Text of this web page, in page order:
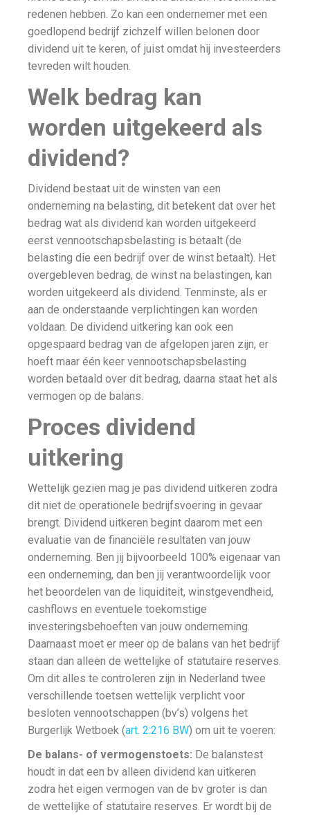
redenen hebben. Zo kan een ondernemer met een
goedlopend bedrijf zichzelf willen belonen door
dividend uit te keren, of juist omdat hij investeerders
tevreden wilt houden.
Welk bedrag kan
worden uitgekeerd als
dividend?
Dividend bestaat uit de winsten van een
onderneming na belasting, dit betekent dat over het
bedrag wat als dividend kan worden uitgekeerd
eerst vennootschapsbelasting is betaalt (de
belasting die een bedrijf over de winst betaalt). Het
overgebleven bedrag, de winst na belastingen, kan
worden uitgekeerd als dividend. Tenminste, als er
aan de onderstaande verplichtingen kan worden
voldaan. De dividend uitkering kan ook een
opgespaard bedrag van de afgelopen jaren zijn, er
hoeft maar één keer vennootschapsbelasting
worden betaald over dit bedrag, daarna staat het als
vermogen op de balans.
Proces dividend
uitkering
Wettelijk gezien mag je pas dividend uitkeren zodra
dit niet de operationele bedrijfsvoering in gevaar
brengt. Dividend uitkeren begint daarom met een
evaluatie van de financiële resultaten van jouw
onderneming. Ben jij bijvoorbeeld 100% eigenaar van
een onderneming, dan ben jij verantwoordelijk voor
het beoordelen van de liquiditeit, winstgevendheid,
cashflows en eventuele toekomstige
investeringsbehoeften van jouw onderneming.
Daarnaast moet er meer op de balans van het bedrijf
staan dan alleen de wettelijke of statutaire reserves.
Om dit alles te controleren zijn in Nederland twee
verschillende toetsen wettelijk verplicht voor
besloten vennootschappen (bv’s) volgens het
Burgerlijk Wetboek (art. 2:216 BW) om uit te voeren:
De balans- of vermogenstoets: De balanstest
houdt in dat een bv alleen dividend kan uitkeren
zodra het eigen vermogen van de bv groter is dan
de wettelijke of statutaire reserves. Er wordt bij de